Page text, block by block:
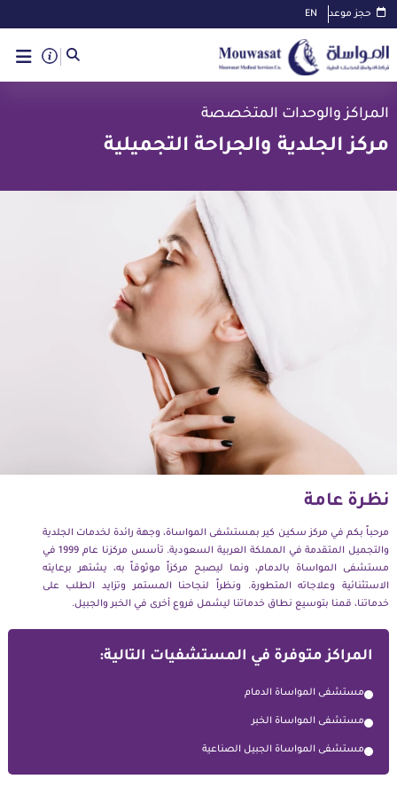
حجز موعد EN
المراكز والوحدات المتخصصة
مركز الجلدية والجراحة التجميلية
نظرة عامة
مرحباً بكم في مركز سكين كير بمستشفى المواساة، وجهة رائدة لخدمات الجلدية
والتجميل المتقدمة في المملكة العربية السعودية. تأسس مركزنا عام1999
في
مستشفى
المواساة بالدمام، ونما ليصبح مركزاً موثوقاً به، يشتهر
برعايته
الاستثنائية
وعلاجاته المتطورة. ونظراً لنجاحنا المستمر وتزايد الطلب
على
خدماتنا، قمنا بتوسيع نطاق خدماتنا ليشمل فروع أخرى في الخبر والجبيل.
المراكز متوفرة في المستشفيات التالية:
مستشفى المواساة الدمام
مستشفى المواساة الخبر
مستشفى المواساة الجبيل الصناعية